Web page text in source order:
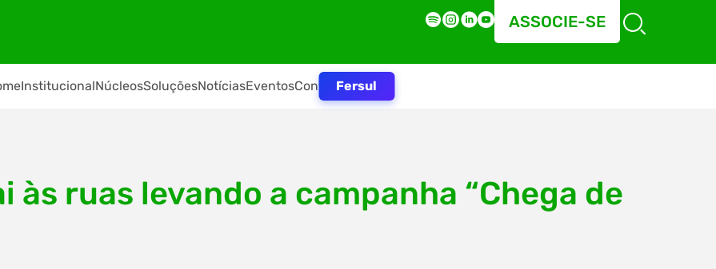
ASSOCIE-SE
InstitucionalNúcleosSoluçõesNotíciasEventosContatoFersul
às ruas levando a campanha “Chega de